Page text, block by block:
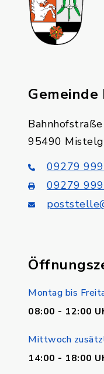
95490
09279
09279
Montag bis
08:00 - 12:00
Mittwoch
14:00 - 18:00